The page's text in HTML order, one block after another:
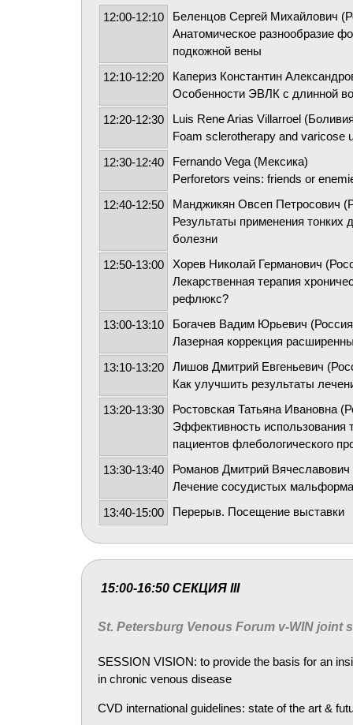
12:00-12:10
Беленцов Сергей Михайлович
Анатомическое разнообразие
подкожной вены
12:10-12:20
Капериз Константин
Особенности ЭВЛК с длинной
12:20-12:30
Luis Rene Arias Villarroel
Foam sclerotherapy and varicose
12:30-12:40
Fernando Vega (Мексика)
Perforetors veins: friends or
12:40-12:50
Манджикян Овсеп Петросович
Результаты применения тонких
болезни
12:50-13:00
Хорев Николай Германович
Лекарственная терапия
рефлюкс?
13:00-13:10
Богачев Вадим Юрьевич
Лазерная коррекция
13:10-13:20
Лишов Дмитрий Евгеньевич
Как улучшить результаты
13:20-13:30
Ростовская Татьяна Ивановна
Эффективность использования
пациентов флебологического
13:30-13:40
Романов Дмитрий
Лечение сосудистых
13:40-15:00 Перерыв. Посещение выставки
15:00-16:50 СЕКЦИЯ III
St. Petersburg Venous Forum v-WIN joint
SESSION VISION: to provide the basis for an
in chronic venous disease
CVD international guidelines: state of the art &